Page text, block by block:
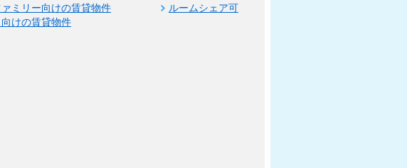
ァミリー向けの賃貸物件
ルームシェア可
けの賃貸物件